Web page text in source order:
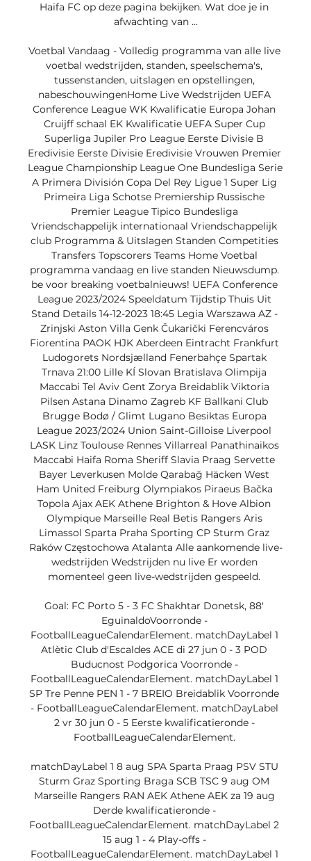
Haifa FC op deze pagina bekijken. Wat doe je in
afwachting van ...
Voetbal Vandaag - Volledig programma van alle live
voetbal wedstrijden, standen, speelschema's,
tussenstanden, uitslagen en opstellingen,
nabeschouwingenHome Live Wedstrijden UEFA
Conference League WK Kwalificatie Europa Johan
Cruijff schaal EK Kwalificatie UEFA Super Cup
Superliga Jupiler Pro League Eerste Divisie B
Eredivisie Eerste Divisie Eredivisie Vrouwen Premier
League Championship League One Bundesliga Serie
A Primera División Copa Del Rey Ligue 1 Super Lig
Primeira Liga Schotse Premiership Russische
Premier League Tipico Bundesliga
Vriendschappelijk internationaal Vriendschappelijk
club Programma & Uitslagen Standen Competities
Transfers Topscorers Teams Home Voetbal
programma vandaag en live standen Nieuwsdump.
be voor breaking voetbalnieuws! UEFA Conference
League 2023/2024 Speeldatum Tijdstip Thuis Uit
Stand Details 14-12-2023 18:45 Legia Warszawa AZ -
Zrinjski Aston Villa Genk Čukarički Ferencváros
Fiorentina PAOK HJK Aberdeen Eintracht Frankfurt
Ludogorets Nordsjælland Fenerbahçe Spartak
Trnava 21:00 Lille KÍ Slovan Bratislava Olimpija
Maccabi Tel Aviv Gent Zorya Breidablik Viktoria
Pilsen Astana Dinamo Zagreb KF Ballkani Club
Brugge Bodø / Glimt Lugano Besiktas Europa
League 2023/2024 Union Saint-Gilloise Liverpool
LASK Linz Toulouse Rennes Villarreal Panathinaikos
Maccabi Haifa Roma Sheriff Slavia Praag Servette
Bayer Leverkusen Molde Qarabağ Häcken West
Ham United Freiburg Olympiakos Piraeus Bačka
Topola Ajax AEK Athene Brighton & Hove Albion
Olympique Marseille Real Betis Rangers Aris
Limassol Sparta Praha Sporting CP Sturm Graz
Raków Częstochowa Atalanta Alle aankomende live-
wedstrijden Wedstrijden nu live Er worden
momenteel geen live-wedstrijden gespeeld.
Goal: FC Porto 5 - 3 FC Shakhtar Donetsk, 88'
EguinaldoVoorronde -
FootballLeagueCalendarElement. matchDayLabel 1
Atlètic Club d'Escaldes ACE di 27 jun 0 - 3 POD
Buducnost Podgorica Voorronde -
FootballLeagueCalendarElement. matchDayLabel 1
SP Tre Penne PEN 1 - 7 BREIO Breidablik Voorronde
- FootballLeagueCalendarElement. matchDayLabel
2 vr 30 jun 0 - 5 Eerste kwalificatieronde -
FootballLeagueCalendarElement.
matchDayLabel 1 8 aug SPA Sparta Praag PSV STU
Sturm Graz Sporting Braga SCB TSC 9 aug OM
Marseille Rangers RAN AEK Athene AEK za 19 aug
Derde kwalificatieronde -
FootballLeagueCalendarElement. matchDayLabel 2
15 aug 1 - 4 Play-offs -
FootballLeagueCalendarElement. matchDayLabel 1